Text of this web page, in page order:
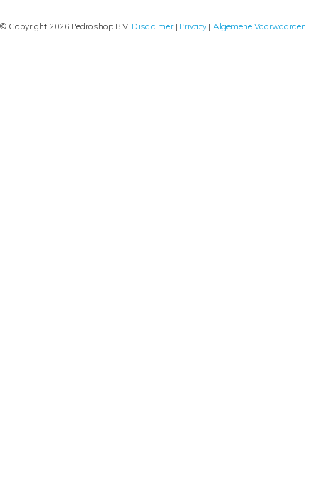
© Copyright 2026 Pedroshop B.V. Disclaimer| Privacy | Algemene Voorwaarden